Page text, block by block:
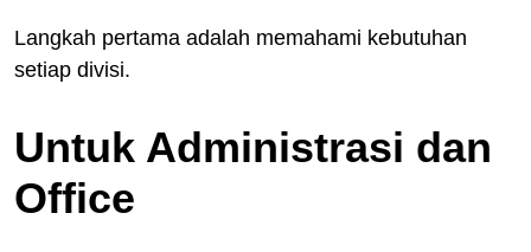
Langkah pertama adalah memahami kebutuhan
setiap divisi.
Untuk Administrasi dan
Office